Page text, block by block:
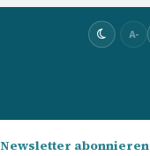
A-
Newsletter abonnieren